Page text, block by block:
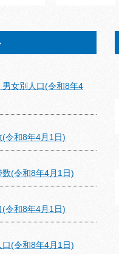
女別人口(令和8年4
令和8年4月1日)
(令和8年4月1日)
令和8年4月1日)
(令和8年4月1日)